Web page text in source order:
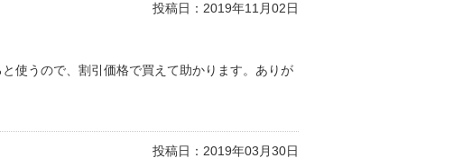
投稿日： 2019年11月02日
使うので、割引価格で買えて助かります。ありが
投稿日： 2019年03月30日